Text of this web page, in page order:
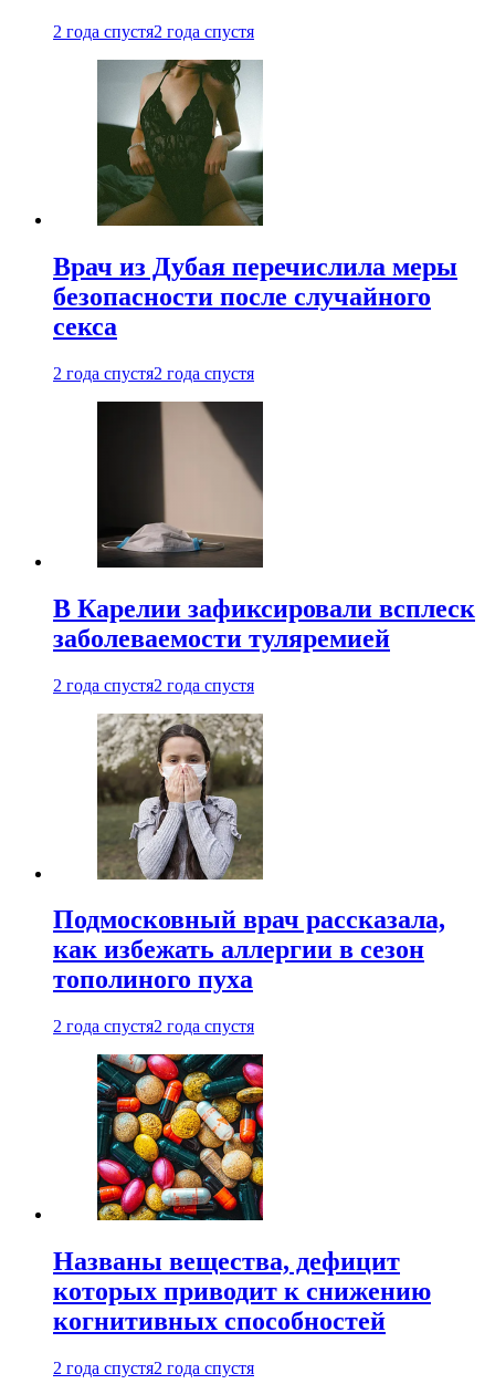
2 года спустя2 года спустя
Врач из Дубая перечислила меры
безопасности после случайного
секса
2 года спустя2 года спустя
В Карелии зафиксировали всплеск
заболеваемости туляремией
2 года спустя2 года спустя
Подмосковный врач рассказала,
как избежать аллергии в сезон
тополиного пуха
2 года спустя2 года спустя
Названы вещества, дефицит
которых приводит к снижению
когнитивных способностей
2 года спустя2 года спустя